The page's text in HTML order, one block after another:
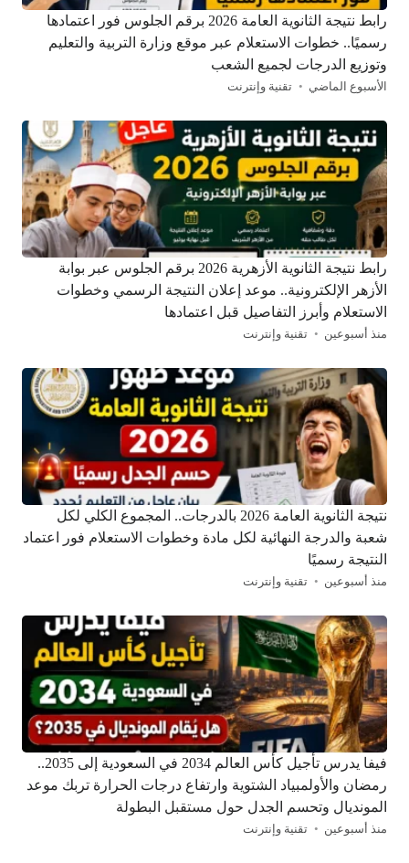
رابط نتيجة الثانوية العامة 2026 برقم الجلوس فور اعتمادها
رسميًا.. خطوات الاستعلام عبر موقع وزارة التربية والتعليم
وتوزيع الدرجات لجميع الشعب
الأسبوع الماضي تقنية وإنترنت
رابط نتيجة الثانوية الأزهرية 2026 برقم الجلوس عبر بوابة
الأزهر الإلكترونية.. موعد إعلان النتيجة الرسمي وخطوات
الاستعلام وأبرز التفاصيل قبل اعتمادها
منذ أسبوعين تقنية وإنترنت
نتيجة الثانوية العامة 2026 بالدرجات.. المجموع الكلي لكل
شعبة والدرجة النهائية لكل مادة وخطوات الاستعلام فور اعتماد
النتيجة رسميًا
منذ أسبوعين تقنية وإنترنت
فيفا يدرس تأجيل كأس العالم 2034 في السعودية إلى 2035..
رمضان والأولمبياد الشتوية وارتفاع درجات الحرارة تربك موعد
المونديال وتحسم الجدل حول مستقبل البطولة
منذ أسبوعين تقنية وإنترنت